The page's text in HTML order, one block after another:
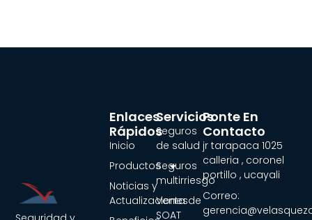
Servicios
Seguros
de salud
Seguros
multirriesgo
Venta de
SOAT
Enlaces
Rápidos
Inicio
Productos
Noticias y
Actualizaciones
Ponte En
Contacto
jr tarapaca 1025
calleria , coronel
portillo , ucayali
Correo: